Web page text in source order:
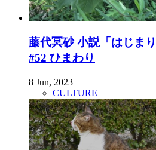
藤代冥砂 小説「はじま
#52 ひまわり
8 Jun, 2023
CULTURE